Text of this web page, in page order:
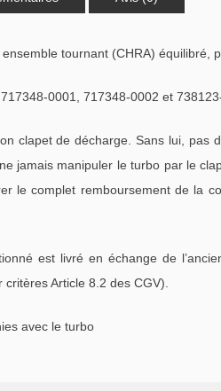
tournant (CHRA) équilibré,
0001, 717348-0002 et
clapet de décharge. Sans lui,
jamais manipuler le turbo par le
le complet remboursement de la
est livré en échange de
Article 8.2 des CGV).
avec le turbo